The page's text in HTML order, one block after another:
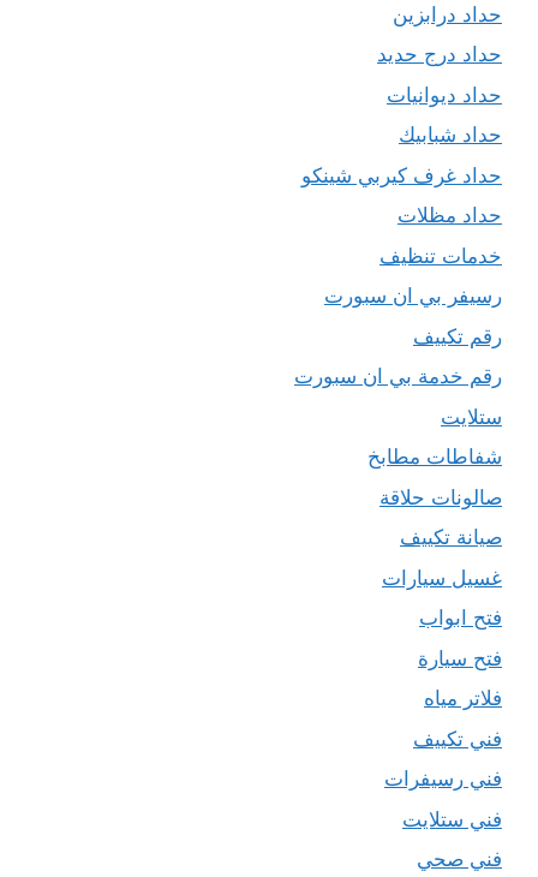
حداد درابزين
حداد درج حديد
حداد ديوانيات
حداد شبابيك
حداد غرف كيربي شينكو
حداد مظلات
خدمات تنظيف
رسيفر بي ان سبورت
رقم تكييف
رقم خدمة بي ان سبورت
ستلايت
شفاطات مطابخ
صالونات حلاقة
صيانة تكييف
غسيل سيارات
فتح ابواب
فتح سيارة
فلاتر مياه
فني تكييف
فني رسيفرات
فني ستلايت
فني صحي